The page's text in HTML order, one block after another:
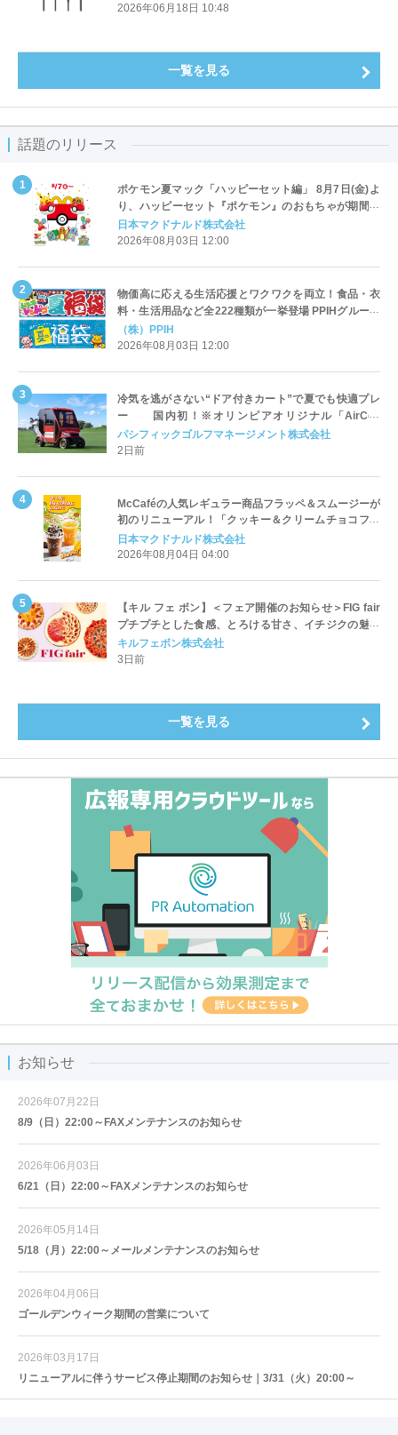
2026年06月18日 10:48
一覧を見る
話題のリリース
ポケモン夏マック「ハッピーセット編」 8月7日(金)よ
り、ハッピーセット『ポケモン』のおもちゃが期間限
定登場
日本マクドナルド株式会社
2026年08月03日 12:00
物価高に応える生活応援とワクワクを両立！食品・衣
料・生活用品など全222種類が一挙登場 PPIHグループ
「夏福袋」＆セール 8月6日(木)より順次スタート
（株）PPIH
2026年08月03日 12:00
冷気を逃がさない“ドア付きカート”で夏でも快適プレ
ー 国内初！※オリンピアオリジナル「AirCon
Cart（エアコンカート）」導入 | ＰＧＭ
パシフィックゴルフマネージメント株式会社
2日前
McCaféの人気レギュラー商品フラッペ＆スムージーが
初のリニューアル！「クッキー＆クリームチョコフラ
ッペ」「マンゴースムージー」8月5日（水）から販売
開始
日本マクドナルド株式会社
2026年08月04日 04:00
【キル フェ ボン】＜フェア開催のお知らせ＞FIG fair
プチプチとした食感、とろける甘さ、イチジクの魅力
をたっぷりと。新作を含め、イチジク尽くしの全4種が
登場8月20日（木）スタート
キルフェボン株式会社
3日前
一覧を見る
お知らせ
2026年07月22日
8/9（日）22:00～FAXメンテナンスのお知らせ
2026年06月03日
6/21（日）22:00～FAXメンテナンスのお知らせ
2026年05月14日
5/18（月）22:00～メールメンテナンスのお知らせ
2026年04月06日
ゴールデンウィーク期間の営業について
2026年03月17日
リニューアルに伴うサービス停止期間のお知らせ｜3/31（火）20:00～